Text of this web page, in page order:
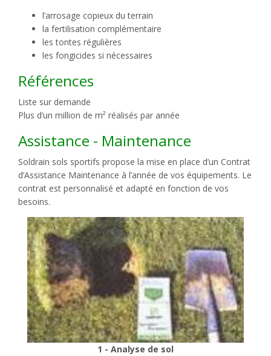
l’arrosage copieux du terrain
la fertilisation complémentaire
les tontes régulières
les fongicides si nécessaires
Références
Liste sur demande
Plus d’un million de m² réalisés par année
Assistance - Maintenance
Soldrain sols sportifs propose la mise en place d’un Contrat
d’Assistance Maintenance à l’année de vos équipements. Le
contrat est personnalisé et adapté en fonction de vos
besoins.
1 - Analyse de sol